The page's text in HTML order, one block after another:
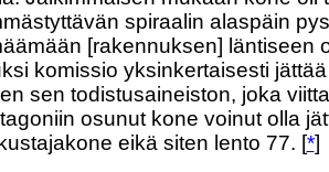
spiraalin alaspäin
[rakennuksen] läntiseen
komissio yksinkertaisesti
sen todistusaineiston, joka
osunut kone voinut olla
eikä siten lento 77. [*]